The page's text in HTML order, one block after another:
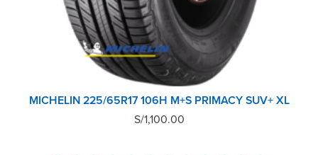
MICHELIN 225/65R17 106H M+S PRIMACY SUV+ XL
S/1,100.00